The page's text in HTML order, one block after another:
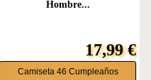
Hombre...
17,99 €
Camiseta 46 Cumpleaños